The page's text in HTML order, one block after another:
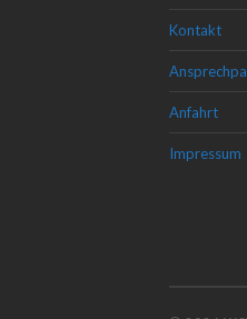
Kontakt
Anfahrt
Impressum